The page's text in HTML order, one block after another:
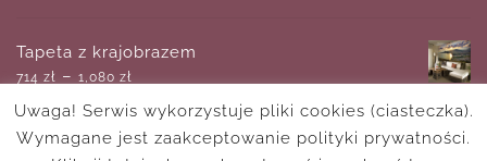
Tapeta z krajobrazem
714 zł – 1,080 zł
Reprodukcja obrazu - alchemia miłości
Uwaga! Serwis wykorzystuje pliki cookies (ciasteczka).
Wymagane jest zaakceptowanie polityki prywatności.